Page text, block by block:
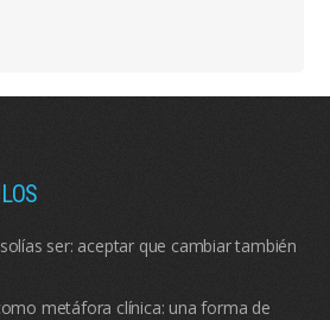
ser: aceptar que cambiar también
metáfora clínica: una forma de